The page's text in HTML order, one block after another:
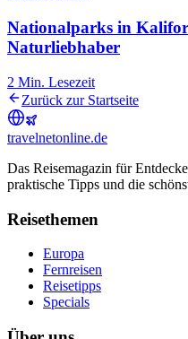
Nationalparks in
Naturliebhaber
2 Min. Lesezeit
Zurück zur Startseite
travelnetonline.de
Das Reisemagazin für
praktische Tipps und die
Reisethemen
Europa
Fernreisen
Reisetipps
Specials